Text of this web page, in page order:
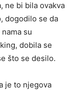
ne bi bila ovakva
dogodilo se da
su
dobila se
što se desilo.
je to njegova